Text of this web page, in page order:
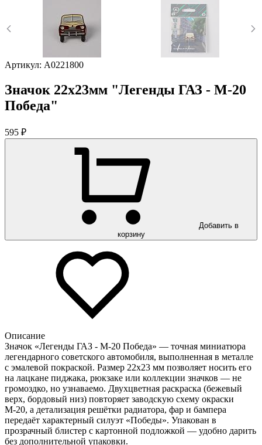
Артикул: A0221800
Значок 22х23мм "Легенды ГАЗ - М-20
Победа"
595 ₽
Добавить в
корзину
Описание
Значок «Легенды ГАЗ - М-20 Победа» — точная миниатюра
легендарного советского автомобиля, выполненная в металле
с эмалевой покраской. Размер 22х23 мм позволяет носить его
на лацкане пиджака, рюкзаке или коллекции значков — не
громоздко, но узнаваемо. Двухцветная раскраска (бежевый
верх, бордовый низ) повторяет заводскую схему окраски
М-20, а детализация решётки радиатора, фар и бампера
передаёт характерный силуэт «Победы». Упакован в
прозрачный блистер с картонной подложкой — удобно дарить
без дополнительной упаковки.